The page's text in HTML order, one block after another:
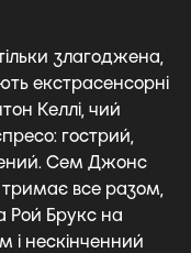
злагоджена,
екстрасенсорні
Келлі, чий
гострий,
Сем Джонс
все разом,
Рой Брукс на
і нескінченний